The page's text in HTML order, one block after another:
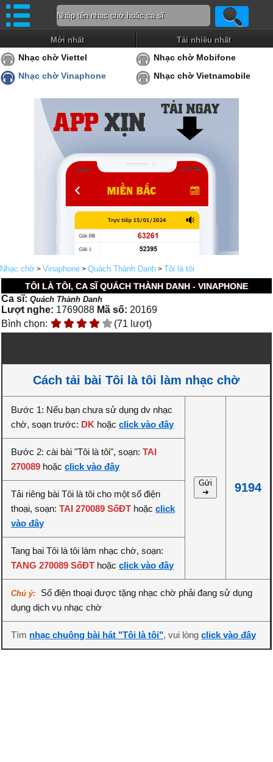
Mới nhất Tải nhiều nhất
Nhạc chờ Viettel
Nhạc chờ Mobifone
Nhạc chờ Vinaphone
Nhạc chờ Vietnamobile
Nhạc chờ > Vinaphone > Quách Thành Danh > Tôi là tôi
TÔI LÀ TÔI, CA SĨ QUÁCH THÀNH DANH - VINAPHONE
Ca sĩ:Quách Thành Danh
Lượt nghe: 1769088 Mã số: 20169
Bình chọn:
(71 lượt)
Cách tải bài Tôi là tôi làm nhạc chờ
Bước 1: Nếu bạn chưa sử dụng dv nhạc
chờ, soạn trước: DK hoặcclick vào đây
Gửi
➔
9194
Bước 2: cài bài "Tôi là tôi", soạn:TAI
270089 hoặcclick vào đây
Tải riêng bài Tôi là tôi cho một số điện
thoại, soạn:TAI 270089 SốĐT hoặcclick
vào đây
Tang bai Tôi là tôi làm nhạc chờ, soạn:
TANG 270089 SốĐT hoặcclick vào đây
Chú ý:
Số điện thoại được tặng nhạc chờ phải đang sử dụng
dụng dịch vụ nhạc chờ
Tìm nhạc chuông bài hát "Tôi là tôi", vui lòngclick vào đây